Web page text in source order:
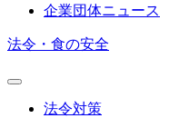
企業団体ニュース
法令・食の安全
法令対策